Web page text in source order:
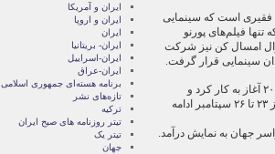
فقیری است که سینمایی
تنها فیلم‌های پورنو
امسال کن نیز شرکت
سینمایی قرار گرفت.
فستیوال فیلم بانکوک از سال ۲۰۰۳ آغاز به کار کرد و
امسال ششمین دوره آن بود که از ۲۳ تا ۲۶ سپتامبر ادامه
ايران و آمريکا
ايران و اروپا
ایران
ایران- بریتانیا
ایران-اسراییل
ایران-عراق
برنامه هسته‌ای جمهوری اسلامی
تازه‌های نشر
ترکیه
تیتر روزنامه های صبح ایران
تیتر یک
جهان